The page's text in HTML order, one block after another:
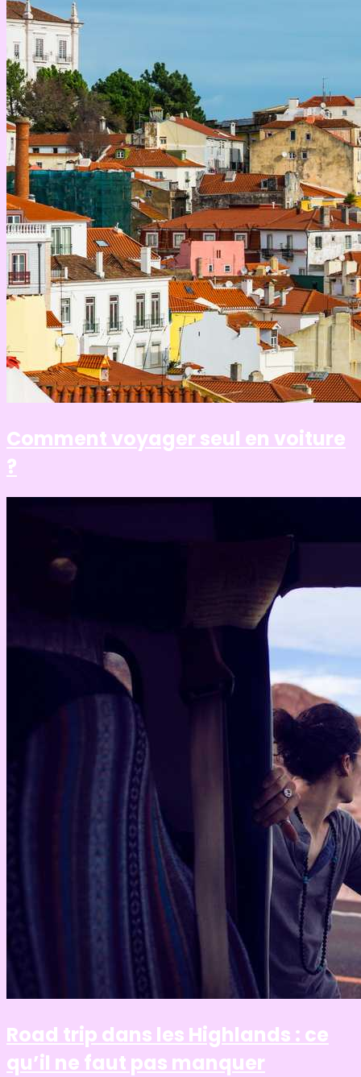
Comment voyager seul en voiture
?
Road trip dans les Highlands : ce
qu’il ne faut pas manquer